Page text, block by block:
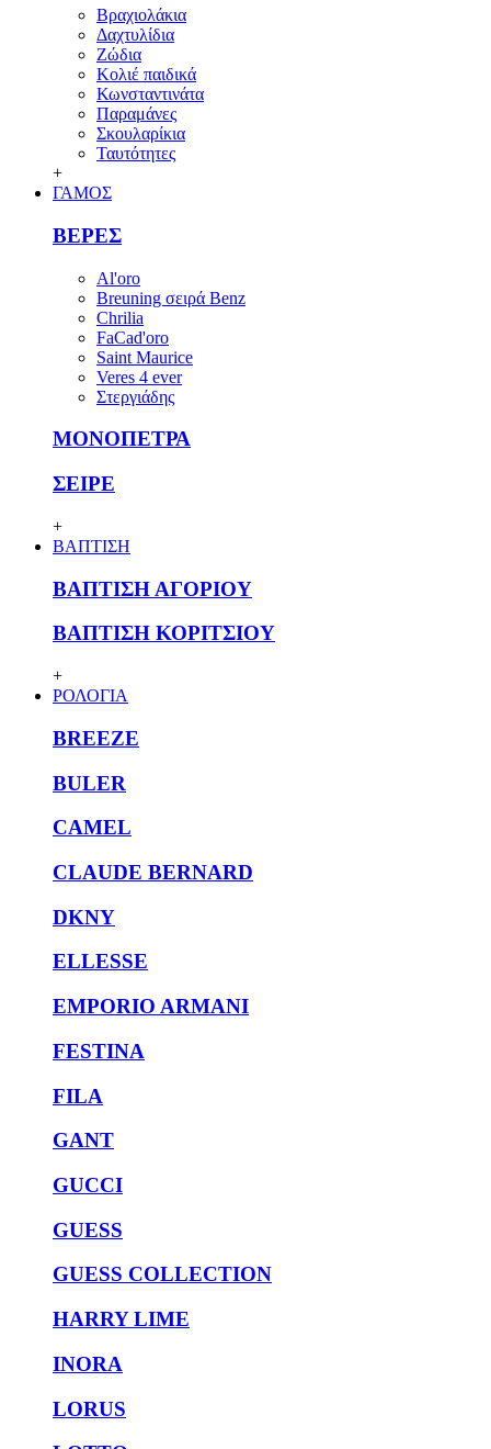
Βραχιολάκια
Δαχτυλίδια
Ζώδια
Κολιέ παιδικά
Κωνσταντινάτα
Παραμάνες
Σκουλαρίκια
Ταυτότητες
+
ΓΑΜΟΣ
ΒΕΡΕΣ
Al'oro
Breuning σειρά Benz
Chrilia
FaCad'oro
Saint Maurice
Veres 4 ever
Στεργιάδης
ΜΟΝΟΠΕΤΡΑ
ΣΕΙΡΕ
+
ΒΑΠΤΙΣΗ
ΒΑΠΤΙΣΗ ΑΓΟΡΙΟΥ
ΒΑΠΤΙΣΗ ΚΟΡΙΤΣΙΟΥ
+
ΡΟΛΟΓΙΑ
BREEZE
BULER
CAMEL
CLAUDE BERNARD
DKNY
ELLESSE
EMPORIO ARMANI
FESTINA
FILA
GANT
GUCCI
GUESS
GUESS COLLECTION
HARRY LIME
INORA
LORUS